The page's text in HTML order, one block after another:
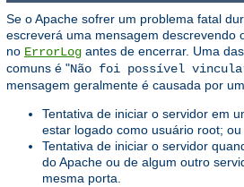
Se o Apache sofrer um problema fatal
escreverá uma mensagem descrevendo
no ErrorLog antes de encerrar. Uma
comuns é "Não foi possível
mensagem geralmente é causada por
Tentativa de iniciar o servidor em
estar logado como usuário root; ou
Tentativa de iniciar o servidor
do Apache ou de algum outro
mesma porta.